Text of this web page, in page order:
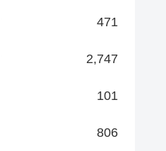
471
2,747
101
806